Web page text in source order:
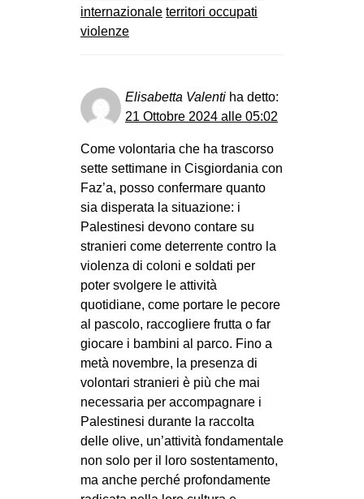
internazionale territori occupati
violenze
Elisabetta Valenti ha detto:
21 Ottobre 2024 alle 05:02
Come volontaria che ha trascorso
sette settimane in Cisgiordania con
Faz’a, posso confermare quanto
sia disperata la situazione: i
Palestinesi devono contare su
stranieri come deterrente contro la
violenza di coloni e soldati per
poter svolgere le attività
quotidiane, come portare le pecore
al pascolo, raccogliere frutta o far
giocare i bambini al parco. Fino a
metà novembre, la presenza di
volontari stranieri è più che mai
necessaria per accompagnare i
Palestinesi durante la raccolta
delle olive, un’attività fondamentale
non solo per il loro sostentamento,
ma anche perché profondamente